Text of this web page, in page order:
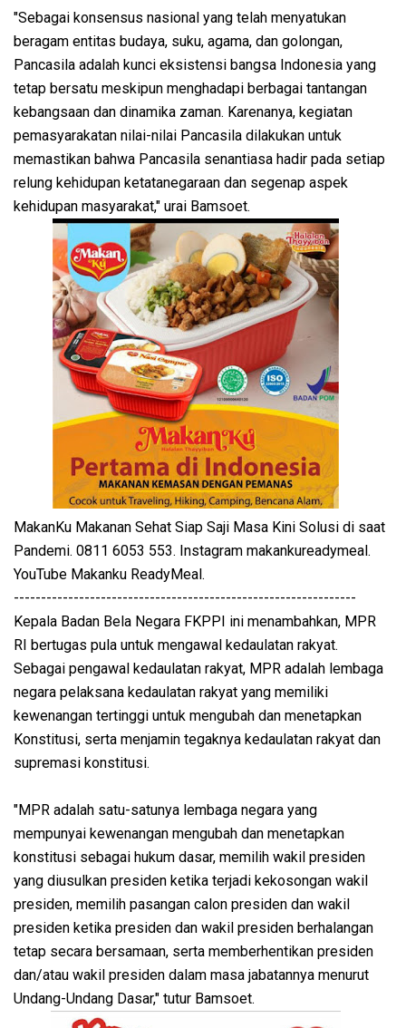
"Sebagai konsensus nasional yang telah menyatukan
beragam entitas budaya, suku, agama, dan golongan,
Pancasila adalah kunci eksistensi bangsa Indonesia yang
tetap bersatu meskipun menghadapi berbagai tantangan
kebangsaan dan dinamika zaman. Karenanya, kegiatan
pemasyarakatan nilai-nilai Pancasila dilakukan untuk
memastikan bahwa Pancasila senantiasa hadir pada setiap
relung kehidupan ketatanegaraan dan segenap aspek
kehidupan masyarakat," urai Bamsoet.
MakanKu Makanan Sehat Siap Saji Masa Kini Solusi di saat
Pandemi. 0811 6053 553. Instagram makankureadymeal.
YouTube Makanku ReadyMeal.
---------------------------------------------------------------
Kepala Badan Bela Negara FKPPI ini menambahkan, MPR
RI bertugas pula untuk mengawal kedaulatan rakyat.
Sebagai pengawal kedaulatan rakyat, MPR adalah lembaga
negara pelaksana kedaulatan rakyat yang memiliki
kewenangan tertinggi untuk mengubah dan menetapkan
Konstitusi, serta menjamin tegaknya kedaulatan rakyat dan
supremasi konstitusi.
"MPR adalah satu-satunya lembaga negara yang
mempunyai kewenangan mengubah dan menetapkan
konstitusi sebagai hukum dasar, memilih wakil presiden
yang diusulkan presiden ketika terjadi kekosongan wakil
presiden, memilih pasangan calon presiden dan wakil
presiden ketika presiden dan wakil presiden berhalangan
tetap secara bersamaan, serta memberhentikan presiden
dan/atau wakil presiden dalam masa jabatannya menurut
Undang-Undang Dasar," tutur Bamsoet.